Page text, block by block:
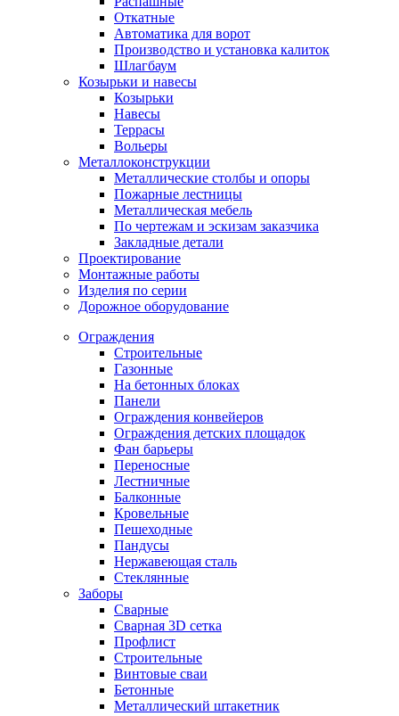
Откатные
Автоматика для ворот
Производство и установка калиток
Шлагбаум
Козырьки и навесы
Козырьки
Навесы
Террасы
Вольеры
Металлоконструкции
Металлические столбы и опоры
Пожарные лестницы
Металлическая мебель
По чертежам и эскизам заказчика
Закладные детали
Проектирование
Монтажные работы
Изделия по серии
Дорожное оборудование
Ограждения
Строительные
Газонные
На бетонных блоках
Панели
Ограждения конвейеров
Ограждения детских площадок
Фан барьеры
Переносные
Лестничные
Балконные
Кровельные
Пешеходные
Пандусы
Нержавеющая сталь
Стеклянные
Заборы
Сварные
Сварная 3D сетка
Профлист
Строительные
Винтовые сваи
Бетонные
Металлический штакетник